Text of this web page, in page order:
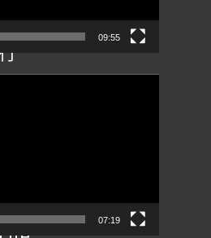
09:55
07:19